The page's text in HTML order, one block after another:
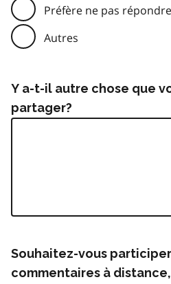
Préfère ne pas répondre
Autres
Y a-t-il autre chose que
partager?
Souhaitez-vous
commentaires à